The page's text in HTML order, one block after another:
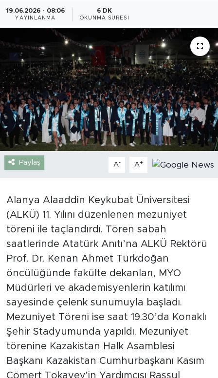
19.06.2026 - 08:06
YAYINLANMA
6 DK
OKUNMA SÜRESI
Paylaş A- A+
Alanya Alaaddin Keykubat Üniversitesi
(ALKÜ) 11. Yılını düzenlenen mezuniyet
töreni ile taçlandırdı. Tören sabah
saatlerinde Atatürk Anıtı’na ALKÜ Rektörü
Prof. Dr. Kenan Ahmet Türkdoğan
öncülüğünde fakülte dekanları, MYO
Müdürleri ve akademisyenlerin katılımı
sayesinde çelenk sunumuyla başladı.
Mezuniyet Töreni ise saat 19.30’da Konaklı
Şehir Stadyumunda yapıldı. Mezuniyet
törenine Kazakistan Halk Asamblesi
Başkanı Kazakistan Cumhurbaşkanı Kasım
Cömert Tokayev’in Yardımcısı Rassul
Gündem
İnşaat-Emlak
Kültür-Sanat
Sağlık
Siyaset
Turizm
Türkiye
Yaşam
Yerel